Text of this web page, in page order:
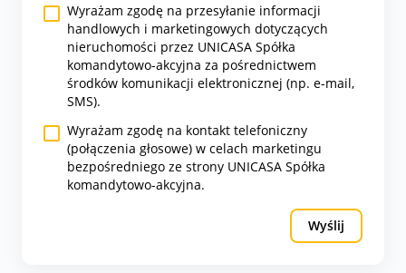
Wyrażam zgodę na przesyłanie informacji
handlowych i marketingowych dotyczących
nieruchomości przez UNICASA Spółka
komandytowo-akcyjna za pośrednictwem
środków komunikacji elektronicznej (np. e-mail,
SMS).
Wyrażam zgodę na kontakt telefoniczny
(połączenia głosowe) w celach marketingu
bezpośredniego ze strony UNICASA Spółka
komandytowo-akcyjna.
Wyślij